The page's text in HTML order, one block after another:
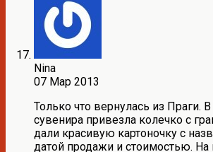
Nina
07 Мар 2013
Только что вернулась из Праги.
сувенира привезла колечко с
дали красивую картоночку с
датой продажи и стоимостью. На